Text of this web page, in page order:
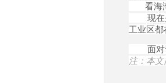
看海湾
现在是
工业区都
面对青
注：本文